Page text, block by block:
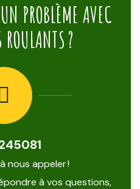
PROBLÈME AVEC
?
nous appeler !
à vos questions,